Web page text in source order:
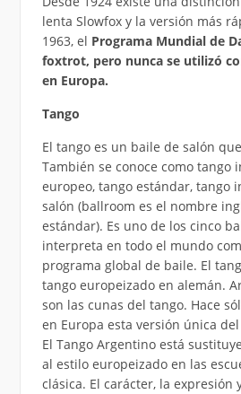
lenta Slowfox y la versión más
1963, el Programa Mundial de
foxtrot, pero nunca se utilizó
en Europa.
Tango
El tango es un baile de salón
También se conoce como tango
europeo, tango estándar, tango
salón (ballroom es el nombre
estándar). Es uno de los cinco
interpreta en todo el mundo
programa global de baile. El
tango europeizado en alemán.
son las cunas del tango. Hace
en Europa esta versión única
El Tango Argentino está
al estilo europeizado en las
clásica. El carácter, la expresión